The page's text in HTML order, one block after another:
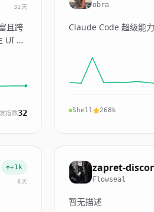
31天
且跨
UI 和
指数32
obra
Claude Code 超级能
Shell 268k
+1k
8天 Flowseal
暂无描述